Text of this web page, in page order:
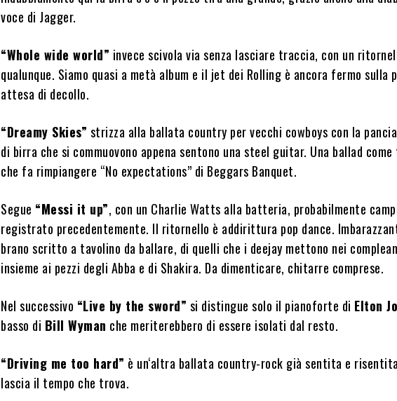
voce di Jagger.
“Whole wide world” invece scivola via senza lasciare traccia, con un
qualunque. Siamo quasi a metà album e il jet dei Rolling è ancora fermo sulla
attesa di decollo.
“Dreamy Skies” strizza alla ballata country per vecchi cowboys con la
di birra che si commuovono appena sentono una steel guitar. Una ballad
che fa rimpiangere “No expectations” di Beggars Banquet.
Segue “Messi it up”, con un Charlie Watts alla batteria, probabilmente
registrato precedentemente. Il ritornello è addirittura pop dance.
brano scritto a tavolino da ballare, di quelli che i deejay mettono nei
insieme ai pezzi degli Abba e di Shakira. Da dimenticare, chitarre comprese.
Nel successivo “Live by the sword” si distingue solo il pianoforte di Elton
basso di Bill Wyman che meriterebbero di essere isolati dal resto.
“Driving me too hard” è un‘altra ballata country-rock già sentita e
lascia il tempo che trova.